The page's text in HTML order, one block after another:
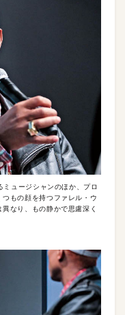
ュージシャンのほか、プロ
もの顔を持つファレル・ウ
なり、もの静かで思慮深く